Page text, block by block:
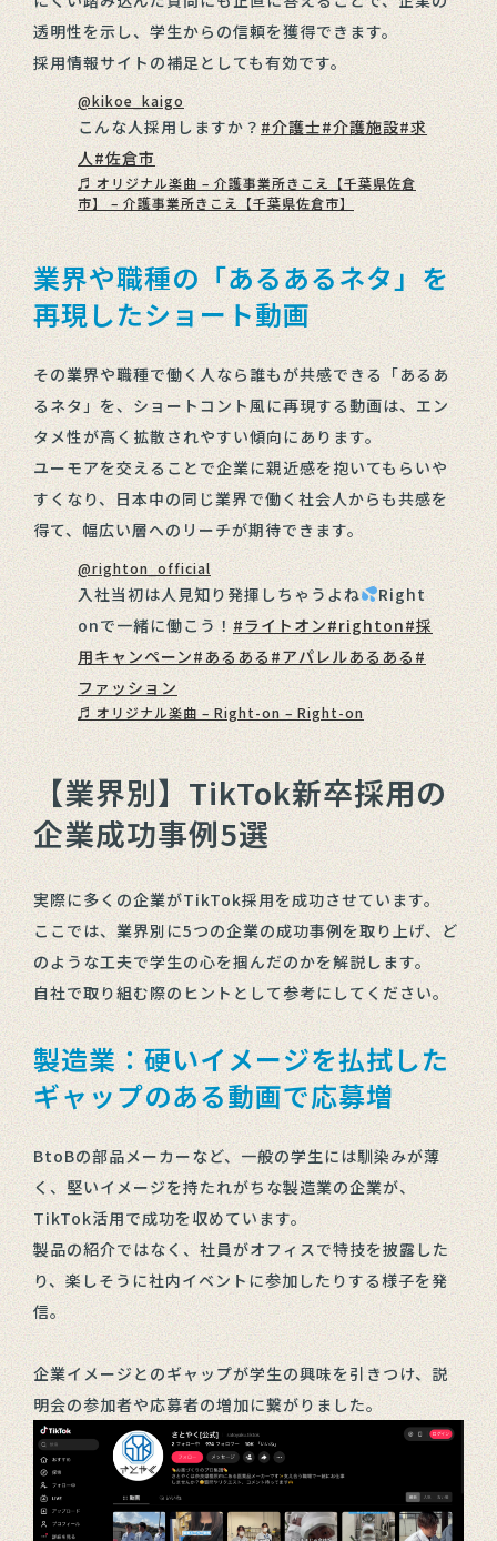
透明性を示し、学生からの信頼を獲得できます。
採用情報サイトの補足としても有効です。
@kikoe_kaigo
こんな人採用しますか？ #介護士#介護施設#求
人#佐倉市
♬ オリジナル楽曲 – 介護事業所きこえ【千葉県佐倉
市】 – 介護事業所きこえ【千葉県佐倉市】
業界や職種の「あるあるネタ」を
再現したショート動画
その業界や職種で働く人なら誰もが共感できる「あるあ
るネタ」を、ショートコント風に再現する動画は、エン
タメ性が高く拡散されやすい傾向にあります。
ユーモアを交えることで企業に親近感を抱いてもらいや
すくなり、日本中の同じ業界で働く社会人からも共感を
得て、幅広い層へのリーチが期待できます。
@righton_official
入社当初は人見知り発揮しちゃうよね
Right
onで一緒に働こう！ #ライトオン#righton#採
用キャンペーン#あるある#アパレルあるある #
ファッション
♬ オリジナル楽曲 – Right-on – Right-on
【業界別】TikTok新卒採用の
企業成功事例5選
実際に多くの企業がTikTok採用を成功させています。
ここでは、業界別に5つの企業の成功事例を取り上げ、ど
のような工夫で学生の心を掴んだのかを解説します。
自社で取り組む際のヒントとして参考にしてください。
製造業：硬いイメージを払拭した
ギャップのある動画で応募増
BtoBの部品メーカーなど、一般の学生には馴染みが薄
く、堅いイメージを持たれがちな製造業の企業が、
TikTok活用で成功を収めています。
製品の紹介ではなく、社員がオフィスで特技を披露した
り、楽しそうに社内イベントに参加したりする様子を発
信。
企業イメージとのギャップが学生の興味を引きつけ、説
明会の参加者や応募者の増加に繋がりました。